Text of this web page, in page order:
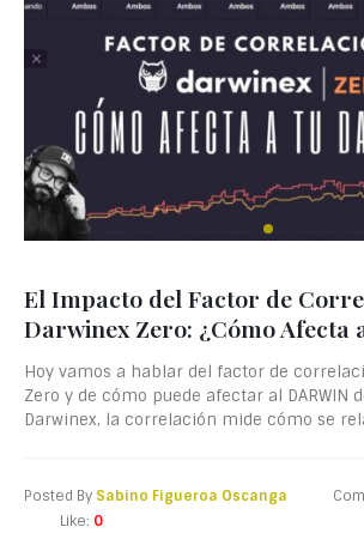
El Impacto del Factor de
Darwinex Zero: ¿Cómo Afecta
Hoy vamos a hablar del factor de
Zero y de cómo puede afectar al DARWIN
Darwinex, la correlación mide cómo se
Posted By Sabino Figueroa Oscanga
Like: 0